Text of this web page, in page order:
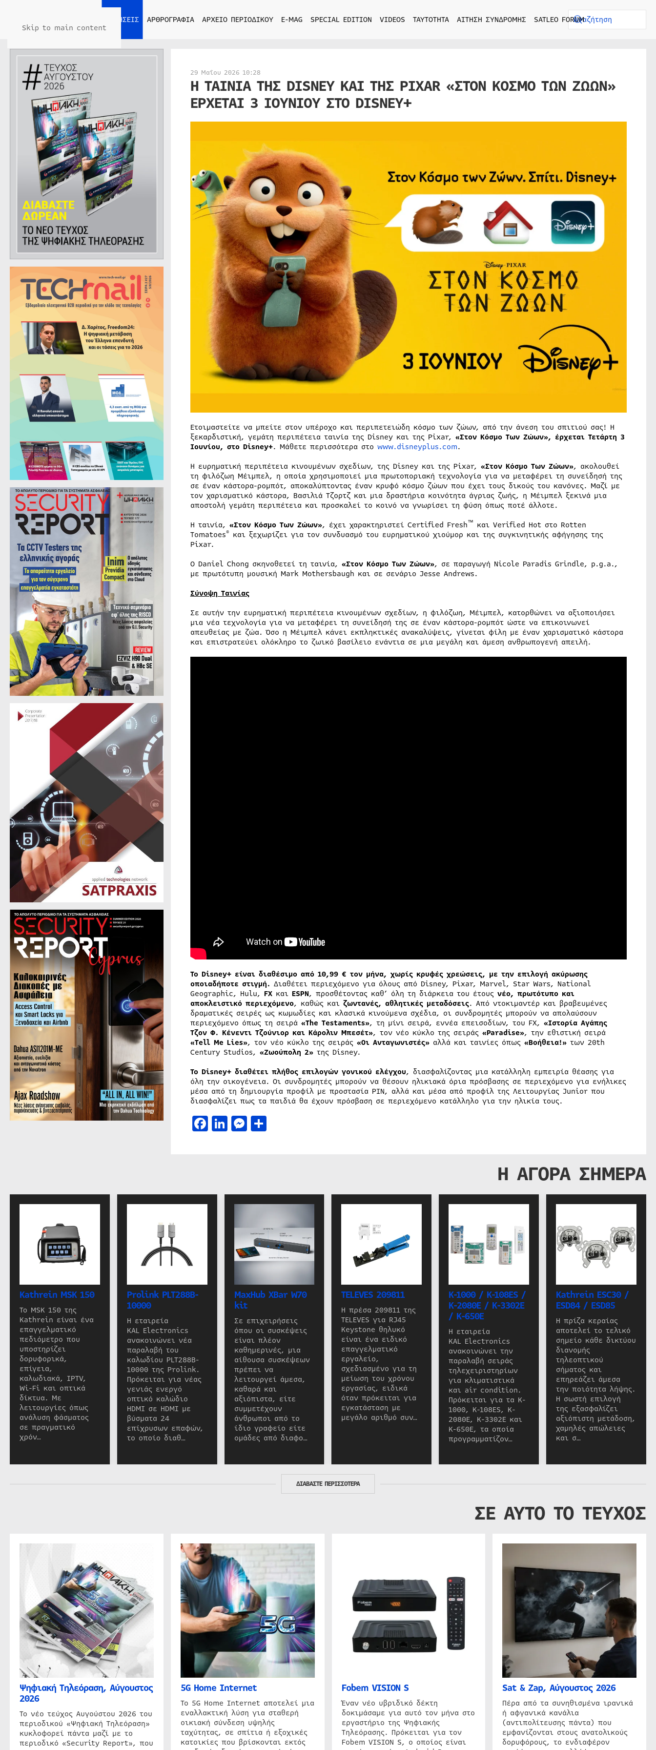
Skip to main content
ΕΙΔΗΣΕΙΣ ΑΡΘΡΟΓΡΑΦΙΑ ΑΡΧΕΙΟ ΠΕΡΙΟΔΙΚΟΥ E-MAG SPECIAL EDITION VIDEOS ΤΑΥΤΟΤΗΤΑ ΑΙΤΗΣΗ ΣΥΝΔΡΟΜΗΣ SATLEO FORUM
29 Μαΐου 2026 10:28
Η ΤΑΙΝΙΑ ΤΗΣ DISNEY ΚΑΙ ΤΗΣ PIXAR «ΣΤΟΝ ΚΟΣΜΟ ΤΩΝ ΖΩΩΝ»
ΕΡΧΕΤΑΙ 3 ΙΟΥΝΙΟΥ ΣΤΟ DISNEY+
Ετοιμαστείτε να μπείτε στον υπέροχο και περιπετειώδη κόσμο των ζώων, από την άνεση του σπιτιού σας! H
ξεκαρδιστική, γεμάτη περιπέτεια ταινία της Disney και της Pixar, «Στον Κόσμο Tων Ζώων», έρχεται Τετάρτη 3
Ιουνίου, στο Disney+. Μάθετε περισσότερα στο www.disneyplus.com.
Η ευρηματική περιπέτεια κινουμένων σχεδίων, της Disney και της Pixar, «Στον Κόσμο Tων Ζώων», ακολουθεί
τη φιλόζωη Μέιμπελ, η οποία χρησιμοποιεί μια πρωτοποριακή τεχνολογία για να μεταφέρει τη συνείδησή της
σε έναν κάστορα-ρομπότ, αποκαλύπτοντας έναν κρυφό κόσμο ζώων που έχει τους δικούς του κανόνες. Μαζί με
τον χαρισματικό κάστορα, Βασιλιά Τζορτζ και μια δραστήρια κοινότητα άγριας ζωής, η Μέιμπελ ξεκινά μια
αποστολή γεμάτη περιπέτεια και προσκαλεί το κοινό να γνωρίσει τη φύση όπως ποτέ άλλοτε.
H ταινία, «Στον Κόσμο Tων Ζώων», έχει χαρακτηριστεί Certified Fresh™ και Verified Hot στο Rotten
Tomatoes® και ξεχωρίζει για τον συνδυασμό του ευρηματικού χιούμορ και της συγκινητικής αφήγησης της
Pixar.
Ο Daniel Chong σκηνοθετεί τη ταινία, «Στον Κόσμο Tων Ζώων», σε παραγωγή Nicole Paradis Grindle, p.g.a.,
με πρωτότυπη μουσική Mark Mothersbaugh και σε σενάριο Jesse Andrews.
Σύνοψη Ταινίας
Σε αυτήν την ευρηματική περιπέτεια κινουμένων σχεδίων, η φιλόζωη, Μέιμπελ, κατορθώνει να αξιοποιήσει
μια νέα τεχνολογία για να μεταφέρει τη συνείδησή της σε έναν κάστορα-ρομπότ ώστε να επικοινωνεί
απευθείας με ζώα. Όσο η Μέιμπελ κάνει εκπληκτικές ανακαλύψεις, γίνεται φίλη με έναν χαρισματικό κάστορα
και επιστρατεύει ολόκληρο το ζωικό βασίλειο ενάντια σε μια μεγάλη και άμεση ανθρωπογενή απειλή.
Το Disney+ είναι διαθέσιμο από 10,99 € τον μήνα, χωρίς κρυφές χρεώσεις, με την επιλογή ακύρωσης
οποιαδήποτε στιγμή. Διαθέτει περιεχόμενο για όλους από Disney, Pixar, Marvel, Star Wars, National
Geographic, Hulu, FXκαι ESPN, προσθέτοντας καθ’ όλη τη διάρκεια του έτους νέο, πρωτότυπο και
αποκλειστικό περιεχόμενο, καθώς και ζωντανές, αθλητικές μεταδόσεις. Από ντοκιμαντέρ και βραβευμένες
δραματικές σειρές ως κωμωδίες και κλασικά κινούμενα σχέδια, οι συνδρομητές μπορούν να απολαύσουν
περιεχόμενο όπως τη σειρά «The Testaments», τη μίνι σειρά, εννέα επεισοδίων, του FX, «Ιστορία Αγάπης
Τζον Φ. Κένεντι Τζούνιορ και Κάρολιν Μπεσέτ», τον νέο κύκλο της σειράς «Paradise», την εθιστική σειρά
«Tell Me Lies», τον νέο κύκλο της σειράς «Οι Ανταγωνιστές»αλλά και ταινίες όπως «Βοήθεια!»των 20th
Century Studios, «Ζωούπολη 2»της Disney.
Το Disney+ διαθέτει πλήθος επιλογών γονικού ελέγχου, διασφαλίζοντας μια κατάλληλη εμπειρία θέασης για
όλη την οικογένεια. Οι συνδρομητές μπορούν να θέσουν ηλικιακά όρια πρόσβασης σε περιεχόμενο για ενήλικες
μέσα από τη δημιουργία προφίλ με προστασία PIN, αλλά και μέσα από προφίλ της Λειτουργίας Junior που
διασφαλίζει πως τα παιδιά θα έχουν πρόσβαση σε περιεχόμενο κατάλληλο για την ηλικία τους.
Facebook
LinkedIn
Messenger
Μοιραστείτε
Η ΑΓΟΡΑ ΣΗΜΕΡΑ
Kathrein MSK 150
Το MSK 150 της
Kathrein είναι ένα
επαγγελματικό
πεδιόμετρο που
υποστηρίζει
δορυφορικά,
επίγεια,
καλωδιακά, IPTV,
Wi-Fi και οπτικά
δίκτυα. Με
λειτουργίες όπως
ανάλυση φάσματος
σε πραγματικό
χρόν…
Prolink PLT288B-
10000
Η εταιρεία
KAL Electronics
ανακοινώνει νέα
παραλαβή του
καλωδίου PLT288B-
10000 της Prolink.
Πρόκειται για νέας
γενιάς ενεργό
οπτικό καλώδιο
HDMI σε HDMI με
βύσματα 24
επίχρυσων επαφών,
το οποίο διαθ…
MaxHub XBar W70
kit
Σε επιχειρήσεις
όπου οι συσκέψεις
είναι πλέον
καθημερινές, μια
αίθουσα συσκέψεων
πρέπει να
λειτουργεί άμεσα,
καθαρά και
αξιόπιστα, είτε
συμμετέχουν
άνθρωποι από το
ίδιο γραφείο είτε
ομάδες από διαφο…
TELEVES 209811
Η πρέσα 209811 της
TELEVES για RJ45
Keystone θηλυκό
είναι ένα ειδικό
επαγγελματικό
εργαλείο,
σχεδιασμένο για τη
μείωση του χρόνου
εργασίας, ειδικά
όταν πρόκειται για
εγκατάσταση με
μεγάλο αριθμό συν…
K-1000 / K-108ES /
K-2080E / K-3302E
/ K-650E
Η εταιρεία
KAL Electronics
ανακοινώνει την
παραλαβή σειράς
τηλεχειριστηρίων
για κλιματιστικά
και air condition.
Πρόκειται για τα K-
1000, K-108ES, K-
2080E, K-3302E και
K-650E, τα οποία
προγραμματίζον…
Kathrein ESC30 /
ESD84 / ESD85
Η πρίζα κεραίας
αποτελεί το τελικό
σημείο κάθε δικτύου
διανομής
τηλεοπτικού
σήματος και
επηρεάζει άμεσα
την ποιότητα λήψης.
Η σωστή επιλογή
της εξασφαλίζει
αξιόπιστη μετάδοση,
χαμηλές απώλειες
και σ…
ΔΙΑΒΑΣΤΕ ΠΕΡΙΣΣΟΤΕΡΑ
ΣΕ ΑΥΤΟ ΤΟ ΤΕΥΧΟΣ
Ψηφιακή Τηλεόραση, Αύγουστος
2026
Το νέο τεύχος Αυγούστου 2026 του
περιοδικού «Ψηφιακή Τηλεόραση»
κυκλοφορεί πάντα μαζί με το
περιοδικό «Security Report», που
5G Home Internet
Το 5G Home Internet αποτελεί μια
εναλλακτική λύση για σταθερή
οικιακή σύνδεση υψηλής
ταχύτητας, σε σπίτια ή εξοχικές
κατοικίες που βρίσκονται εκτός
Fobem VISION S
Έναν νέο υβριδικό δέκτη
δοκιμάσαμε για αυτό τον μήνα στο
εργαστήριο της Ψηφιακής
Τηλεόρασης. Πρόκειται για τον
Fobem VISION S, ο οποίος είναι
Sat & Zap, Αύγουστος 2026
Πέρα από τα συνηθισμένα ιρανικά
ή αφγανικά κανάλια
(αντιπολίτευσης πάντα) που
εμφανίζονται στους ανατολικούς
δορυφόρους, το ενδιαφέρον